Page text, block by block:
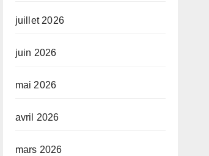
juillet 2026
juin 2026
mai 2026
avril 2026
mars 2026